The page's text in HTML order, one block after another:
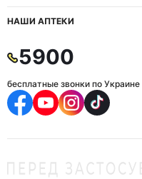
НАШИ АПТЕКИ
5900
бесплатные звонки по Украине